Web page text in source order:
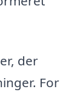
der
For